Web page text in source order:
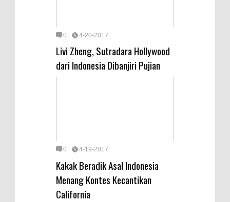
0 4-20-2017
Livi Zheng, Sutradara Hollywood
dari Indonesia Dibanjiri Pujian
0 4-19-2017
Kakak Beradik Asal Indonesia
Menang Kontes Kecantikan
California